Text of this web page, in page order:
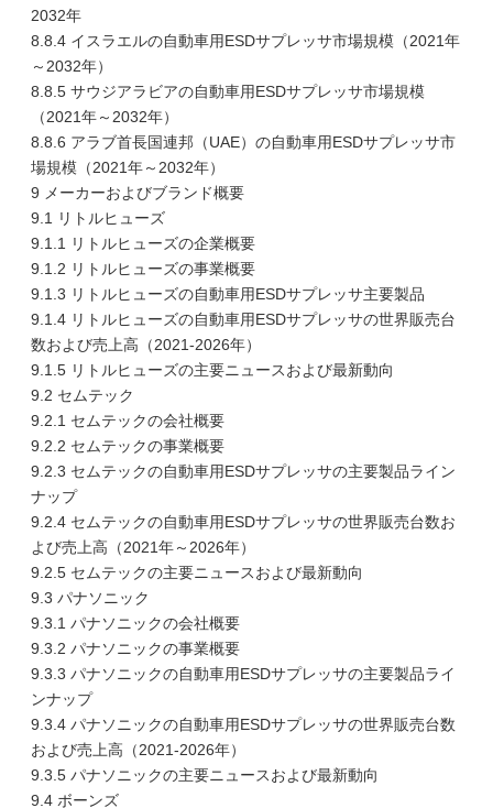
2032年
8.8.4 イスラエルの自動車用ESDサプレッサ市場規模（2021年
～2032年）
8.8.5 サウジアラビアの自動車用ESDサプレッサ市場規模
（2021年～2032年）
8.8.6 アラブ首長国連邦（UAE）の自動車用ESDサプレッサ市
場規模（2021年～2032年）
9 メーカーおよびブランド概要
9.1 リトルヒューズ
9.1.1 リトルヒューズの企業概要
9.1.2 リトルヒューズの事業概要
9.1.3 リトルヒューズの自動車用ESDサプレッサ主要製品
9.1.4 リトルヒューズの自動車用ESDサプレッサの世界販売台
数および売上高（2021-2026年）
9.1.5 リトルヒューズの主要ニュースおよび最新動向
9.2 セムテック
9.2.1 セムテックの会社概要
9.2.2 セムテックの事業概要
9.2.3 セムテックの自動車用ESDサプレッサの主要製品ライン
ナップ
9.2.4 セムテックの自動車用ESDサプレッサの世界販売台数お
よび売上高（2021年～2026年）
9.2.5 セムテックの主要ニュースおよび最新動向
9.3 パナソニック
9.3.1 パナソニックの会社概要
9.3.2 パナソニックの事業概要
9.3.3 パナソニックの自動車用ESDサプレッサの主要製品ライ
ンナップ
9.3.4 パナソニックの自動車用ESDサプレッサの世界販売台数
および売上高（2021-2026年）
9.3.5 パナソニックの主要ニュースおよび最新動向
9.4 ボーンズ